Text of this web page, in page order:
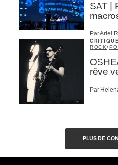
SAT |
Par Ariel
ROCK/
rêve
Par
PLUS DE